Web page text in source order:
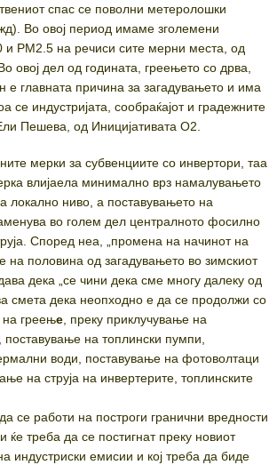
спас се поволни метеролошки
Во овој период имаме зголемени
и PM2.5 на речиси сите мерни места, од
овој дел од годината, греењето со дрва,
е главната причина за загадувањето и има
се индустријата, сообраќајот и градежните
Пешева, од Иницијативата О2.
мерки за субвенциите со инвертори, таа
влијаела минимално врз намалувањето
локално ниво, а поставувањето на
во голем дел централното фосилно
Според неа, „промена на начинот на
половина од загадувањето во зимскиот
дека „се чини дека сме многу далеку од
смета дека неопходно е да се продолжи со
на греење , преку приклучување на
на топлински пумпи,
води, поставување на фотоволтаци
на струја на инвертерите, топлинските
се работи на построги гранични вредности
ќе треба да се постигнат преку новиот
индустриски емисии и кој треба да биде